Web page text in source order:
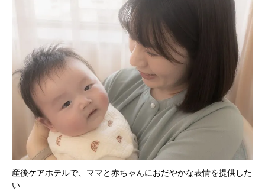
産後ケアホテルで、ママと赤ちゃんにおだやかな表情を提供した
い